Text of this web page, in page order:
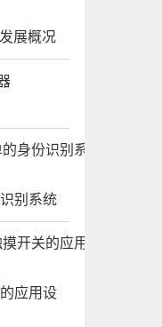
展概况
别系统
应用设